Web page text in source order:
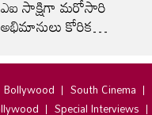
ఎఐ సాక్షిగా మరోసారి
అభిమానులు కోరిక
Bollywood South Cinema
Special Interviews